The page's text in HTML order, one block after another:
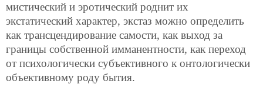
мистический и эротический роднит их
экстатический характер, экстаз можно определить
как трансцендирование самости, как выход за
границы собственной имманентности, как переход
от психологически субъективного к онтологически
объективному роду бытия.